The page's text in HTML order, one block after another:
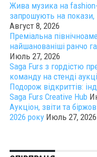
Жива музика на
запрошують на покази,
Август 8, 2026
Преміальна
найшанованіші ранчо
Июль 27, 2026
Saga Furs з гордістю
команду на стенді
Подорож відкриттів:
Saga Furs Creative Hub
Аукціон, звіти та
2026 року Июль 27, 2026